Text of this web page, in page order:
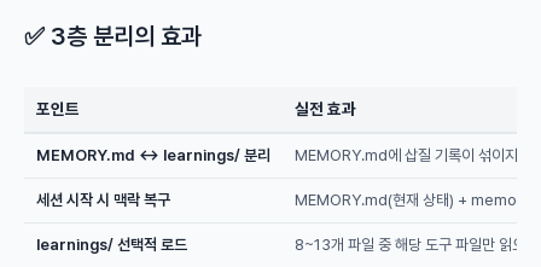
✅ 3층 분리의 효과
포인트 실전 효과
MEMORY.md ↔ learnings/ 분리 MEMORY.md에 삽질 기록이 섞이지 않
세션 시작 시 맥락 복구 MEMORY.md(현재 상태) + memory/
learnings/ 선택적 로드 8~13개 파일 중 해당 도구 파일만 읽으